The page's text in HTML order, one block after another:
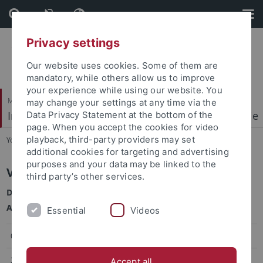
Skip
to
content
Skip
to
footer
Mathematisch-Naturwissenschaftliche Fakultät
Institut für Physikalische und Theoretische Chemie
You are here: Startseite ... Aktuelles
Vorträge
Die Vorträge beginnen jeweils um 17:15 im Seminarraum
A3M04 im Gebäude A, Auf der Morgestelle 18.
06.5.2026
20.5.2026 Prof. Ivana Fleischer, Institut für Organische
Privacy settings
Our website uses cookies. Some of them are
mandatory, while others allow us to improve
your experience while using our website. You
may change your settings at any time via the
Data Privacy Statement at the bottom of the
page. When you accept the cookies for video
playback, third-party providers may set
additional cookies for targeting and advertising
purposes and your data may be linked to the
third party’s other services.
Essential Videos